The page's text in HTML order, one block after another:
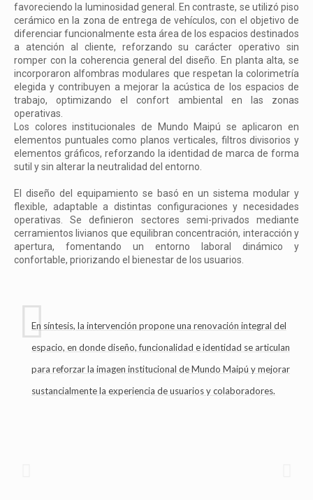
favoreciendo la luminosidad general. En contraste, se utilizó piso
cerámico en la zona de entrega de vehículos, con el objetivo de
diferenciar funcionalmente esta área de los espacios destinados
a atención al cliente, reforzando su carácter operativo sin
romper con la coherencia general del diseño. En planta alta, se
incorporaron alfombras modulares que respetan la colorimetría
elegida y contribuyen a mejorar la acústica de los espacios de
trabajo, optimizando el confort ambiental en las zonas
operativas.
Los colores institucionales de Mundo Maipú se aplicaron en
elementos puntuales como planos verticales, filtros divisorios y
elementos gráficos, reforzando la identidad de marca de forma
sutil y sin alterar la neutralidad del entorno.
El diseño del equipamiento se basó en un sistema modular y
flexible, adaptable a distintas configuraciones y necesidades
operativas. Se definieron sectores semi-privados mediante
cerramientos livianos que equilibran concentración, interacción y
apertura, fomentando un entorno laboral dinámico y
confortable, priorizando el bienestar de los usuarios.
En síntesis, la intervención propone una renovación integral del
espacio, en donde diseño, funcionalidad e identidad se articulan
para reforzar la imagen institucional de Mundo Maipú y mejorar
sustancialmente la experiencia de usuarios y colaboradores.